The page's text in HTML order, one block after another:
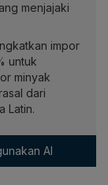
menjajaki
impor
untuk
minyak
dari
Latin.
AI